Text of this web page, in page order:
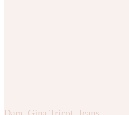
Dam Gina Tricot Jeans